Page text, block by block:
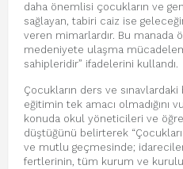
daha önemlisi çocukların ve
sağlayan, tabiri caiz ise
veren mimarlardır. Bu manada
medeniyete ulaşma
sahipleridir” ifadelerini kullandı.
Çocukların ders ve sınavlardaki
eğitimin tek amacı olmadığını
konuda okul yöneticileri ve
düştüğünü belirterek
ve mutlu geçmesinde;
fertlerinin, tüm kurum ve